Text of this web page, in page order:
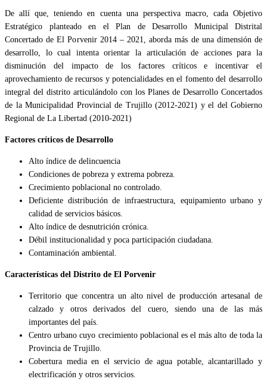
De allí que, teniendo en cuenta una perspectiva macro, cada Objetivo
Estratégico planteado en el Plan de Desarrollo Municipal Distrital
Concertado de El Porvenir 2014 – 2021, aborda más de una dimensión de
desarrollo, lo cual intenta orientar la articulación de acciones para la
disminución del impacto de los factores críticos e incentivar el
aprovechamiento de recursos y potencialidades en el fomento del desarrollo
integral del distrito articulándolo con los Planes de Desarrollo Concertados
de la Municipalidad Provincial de Trujillo (2012-2021) y el del Gobierno
Regional de La Libertad (2010-2021)
Factores críticos de Desarrollo
Alto índice de delincuencia
Condiciones de pobreza y extrema pobreza.
Crecimiento poblacional no controlado.
Deficiente distribución de infraestructura, equipamiento urbano y
calidad de servicios básicos.
Alto índice de desnutrición crónica.
Débil institucionalidad y poca participación ciudadana.
Contaminación ambiental.
Características del Distrito de El Porvenir
Territorio que concentra un alto nivel de producción artesanal de
calzado y otros derivados del cuero, siendo una de las más
importantes del país.
Centro urbano cuyo crecimiento poblacional es el más alto de toda la
Provincia de Trujillo.
Cobertura media en el servicio de agua potable, alcantarillado y
electrificación y otros servicios.